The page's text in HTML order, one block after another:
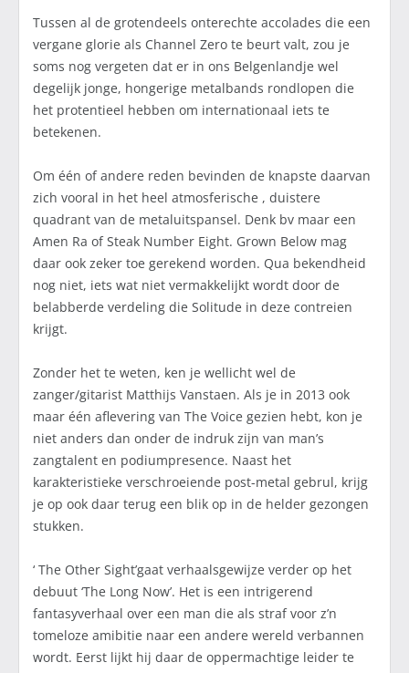
Tussen al de grotendeels onterechte accolades die een
vergane glorie als Channel Zero te beurt valt, zou je
soms nog vergeten dat er in ons Belgenlandje wel
degelijk jonge, hongerige metalbands rondlopen die
het protentieel hebben om internationaal iets te
betekenen.
Om één of andere reden bevinden de knapste daarvan
zich vooral in het heel atmosferische , duistere
quadrant van de metaluitspansel. Denk bv maar een
Amen Ra of Steak Number Eight. Grown Below mag
daar ook zeker toe gerekend worden. Qua bekendheid
nog niet, iets wat niet vermakkelijkt wordt door de
belabberde verdeling die Solitude in deze contreien
krijgt.
Zonder het te weten, ken je wellicht wel de
zanger/gitarist Matthijs Vanstaen. Als je in 2013 ook
maar één aflevering van The Voice gezien hebt, kon je
niet anders dan onder de indruk zijn van man’s
zangtalent en podiumpresence. Naast het
karakteristieke verschroeiende post-metal gebrul, krijg
je op ook daar terug een blik op in de helder gezongen
stukken.
‘ The Other Sight’gaat verhaalsgewijze verder op het
debuut ‘The Long Now’. Het is een intrigerend
fantasyverhaal over een man die als straf voor z’n
tomeloze amibitie naar een andere wereld verbannen
wordt. Eerst lijkt hij daar de oppermachtige leider te